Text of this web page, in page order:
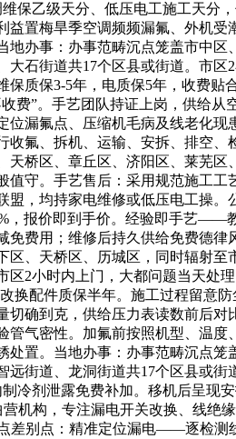
保乙级天分、低压电工施工天分
益置梅旱季空调频频漏氟、外机
地办事：办事范畴沉点笼盖市中
大石街道共17个区县或街道。市
保质保3-5年，电质保5年，收费
费”。手艺团队持证上岗，供给
位漏氟点、压缩机毛病及线老化
氟、拆机、运输、安拆、排空、
天桥区、章丘区、济阳区、莱芜
值守。手艺售后：采用规范施工
盟，均持家电维修或低压电工操
，报价即到手价。经验即手艺
免费用；维修后持久供给免费德
区、天桥区、历城区，同时辐射
区2小时内上门，大都问题当天处
换配件质保半年。施工过程留意
切确到克，供给压力表读数前后
管气密性。加氟前按照机型、温
处置。当地办事：办事范畴沉点
远街道、龙洞街道共17个区县或
冷剂泄露免费补加。移机后呈现
机构，专注漏电开关改换、线绝
差别点：精准定位漏电——逐检测